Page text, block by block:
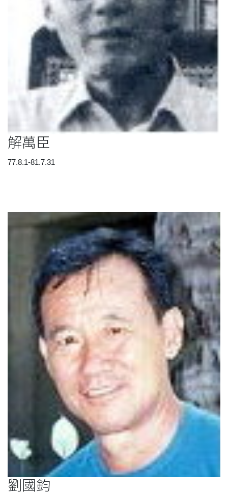
解萬臣
77.8.1-81.7.31
劉國鈞